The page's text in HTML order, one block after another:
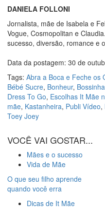
DANIELA FOLLONI
Jornalista, mãe de Isabela e
Vogue, Cosmopolitan e
sucesso, diversão, romance e
Data da postagem: 30 de
Tags: Abra a Boca e Feche os
Bébé Sucre, Bonheur, Bossinha
Dress To Go, Escolhas It Mãe
mãe, Kastanheira, Publi Vídeo,
Toey Joey
VOCÊ VAI GOSTAR...
Mães e o sucesso
Vida de Mãe
O que seu filho aprende
quando você erra
Dicas de It Mãe